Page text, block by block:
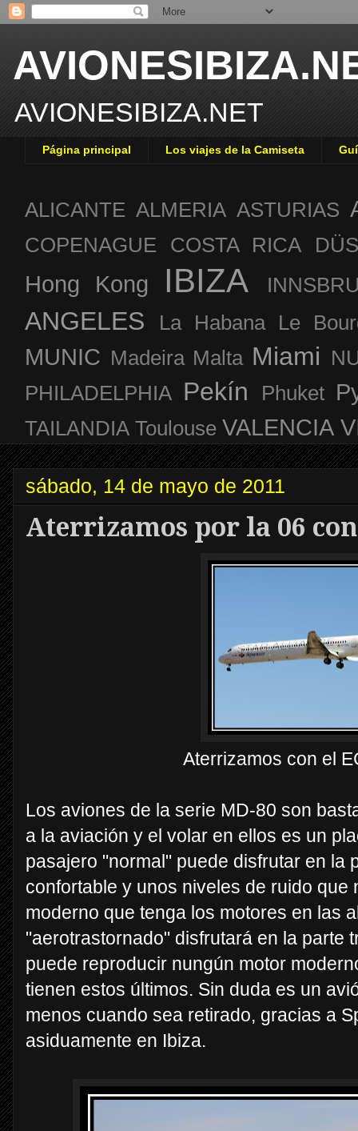
AVIONESIBIZA.NET
Página principal Los viajes de la Camiseta
ALICANTE ALMERIA ASTURIAS
COPENAGUE COSTA RICA
Hong Kong IBIZA
ANGELES La Habana Le
MUNIC Madeira Malta Miami
PHILADELPHIA Pekín Phuket
TAILANDIA Toulouse VALENCIA
sábado, 14 de mayo de 2011
Aterrizamos por la 06
Aterrizamos con el
Los aviones de la serie MD-80 son
a la aviación y el volar en ellos es un
pasajero "normal" puede disfrutar en la
confortable y unos niveles de ruido
moderno que tenga los motores en las
"aerotrastornado" disfrutará en la parte
puede reproducir nungún motor
tienen estos últimos. Sin duda es un
menos cuando sea retirado, gracias a
asiduamente en Ibiza.